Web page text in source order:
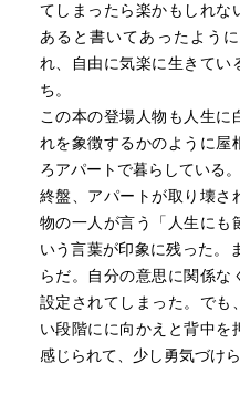
てしまったら楽かもしれ
あると書いてあったよう
れ、自由に気楽に生きてい
ち。
この本の登場人物も人生に
れを象徴するかのように屋
ろアパートで暮らしている。
終盤、アパートが取り壊さ
物の一人が言う「人生にも
いう言葉が印象に残った。
らだ。自分の意思に関係
設定されてしまった。でも
い段階にに向かえと背中を
感じられて、少し勇気づけら